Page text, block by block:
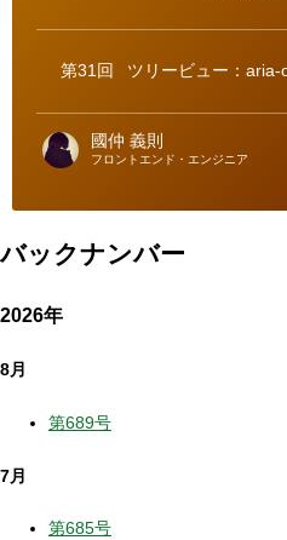
第31回 ツリービュー：
國仲 義則
フロントエンド・エンジニア
バックナンバー
2026年
8月
第689号
7月
第685号